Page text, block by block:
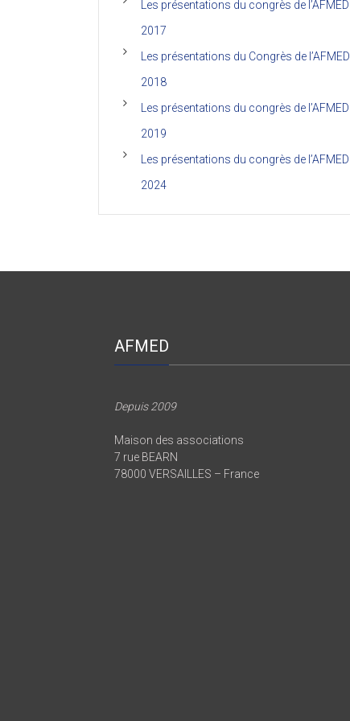
Les présentations du congrès de l’AFMED
2017
Les présentations du Congrès de l’AFMED
2018
Les présentations du congrès de l’AFMED
2019
Les présentations du congrès de l’AFMED
2024
AFMED
Depuis 2009
Maison des associations
7 rue BEARN
78000 VERSAILLES – France